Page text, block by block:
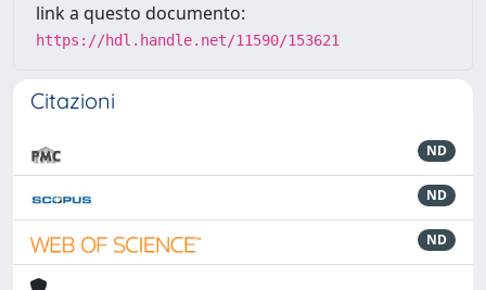
link a questo documento:
https://hdl.handle.net/11590/153621
Citazioni
ND
ND
ND